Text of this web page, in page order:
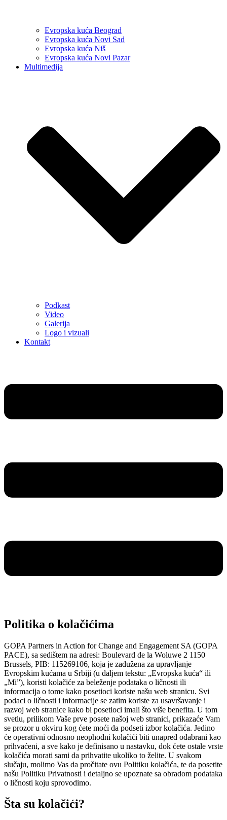
Evropska kuća Beograd
Evropska kuća Novi Sad
Evropska kuća Niš
Evropska kuća Novi Pazar
Multimedija
Podkast
Video
Galerija
Logo i vizuali
Kontakt
Politika o kolačićima
GOPA Partners in Action for Change and Engagement SA (GOPA
PACE), sa sedištem na adresi: Boulevard de la Woluwe 2 1150
Brussels, PIB: 115269106, koja je zadužena za upravljanje
Evropskim kućama u Srbiji (u daljem tekstu: „Evropska kuća“ ili
„Mi”), koristi kolačiće za beleženje podataka o ličnosti ili
informacija o tome kako posetioci koriste našu web stranicu. Svi
podaci o ličnosti i informacije se zatim koriste za usavršavanje i
razvoj web stranice kako bi posetioci imali što više benefita. U tom
svetlu, prilikom Vaše prve posete našoj web stranici, prikazaće Vam
se prozor u okviru kog ćete moći da podseti izbor kolačića. Jedino
će operativni odnosno neophodni kolačići biti unapred odabrani kao
prihvaćeni, a sve kako je definisano u nastavku, dok ćete ostale vrste
kolačića morati sami da prihvatite ukoliko to želite. U svakom
slučaju, molimo Vas da pročitate ovu Politiku kolačića, te da posetite
našu Politiku Privatnosti i detaljno se upoznate sa obradom podataka
o ličnosti koju sprovodimo.
Šta su kolačići?